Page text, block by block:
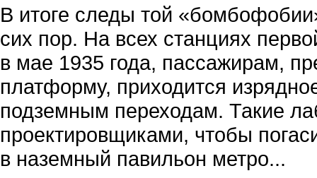
В итоге следы той
сих пор. На всех станциях
в мае 1935 года, пассажирам,
платформу, приходится
подземным переходам. Такие
проектировщиками, чтобы
в наземный павильон метро...